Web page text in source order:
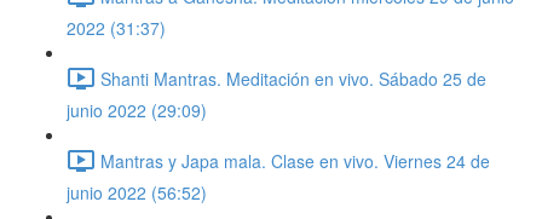
2022 (31:37)
Shanti Mantras. Meditación en vivo. Sábado 25 de
junio 2022 (29:09)
Mantras y Japa mala. Clase en vivo. Viernes 24 de
junio 2022 (56:52)